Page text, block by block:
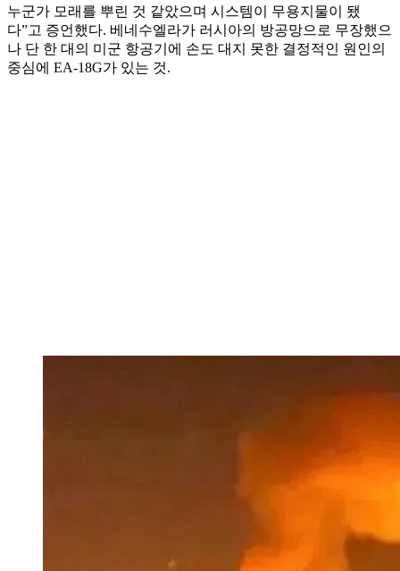
누군가 모래를 뿌린 것 같았으며 시스템이 무용지물이 됐
다”고 증언했다. 베네수엘라가 러시아의 방공망으로 무장했으
나 단 한 대의 미군 항공기에 손도 대지 못한 결정적인 원인의
중심에 EA-18G가 있는 것.